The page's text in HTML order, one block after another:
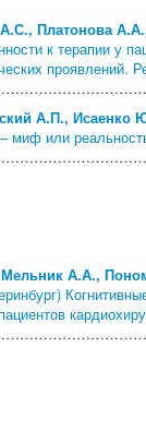
Платонова
к терапии у
проявлений.
А.П., Исаенко
миф или
А.А.,